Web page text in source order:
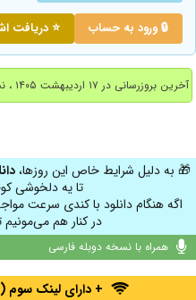
🔒 ورود به حساب ⭐ دریافت
آخرین بروزرسانی در ۱۷ اردیبهشت ۱۴۰۵ ، نسخه دوبله پارسی اضافه شد.
🎁 به دلیل شرایط خاص این روزها،
تا یه دلخوشی
اگه هنگام دانلود با کندی سرعت
در کنار هم
همراه با نسخه دوبله فارسی
+ دارای لینک